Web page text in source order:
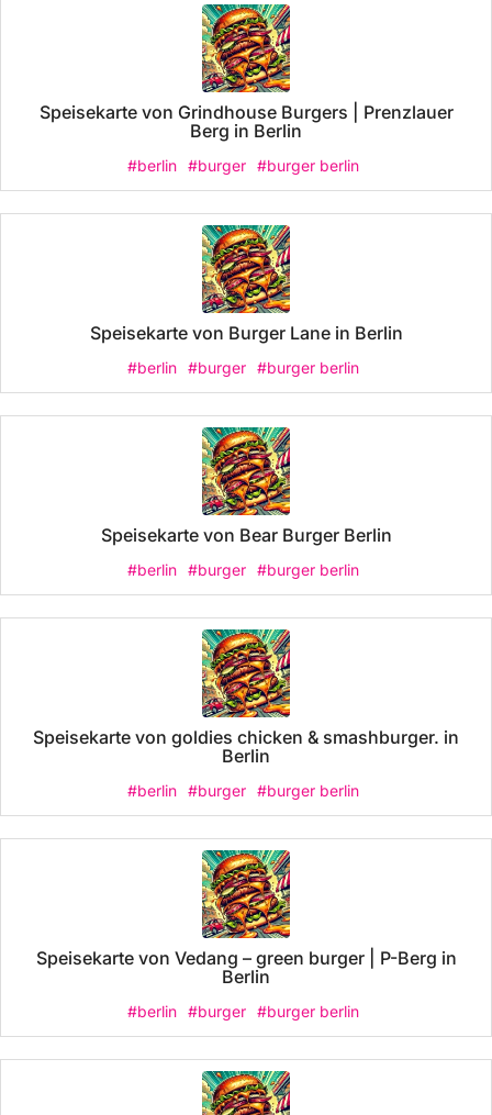
Speisekarte von Grindhouse Burgers | Prenzlauer
Berg in Berlin
#berlin #burger #burger berlin
Speisekarte von Burger Lane in Berlin
#berlin #burger #burger berlin
Speisekarte von Bear Burger Berlin
#berlin #burger #burger berlin
Speisekarte von goldies chicken & smashburger. in
Berlin
#berlin #burger #burger berlin
Speisekarte von Vedang – green burger | P-Berg in
Berlin
#berlin #burger #burger berlin